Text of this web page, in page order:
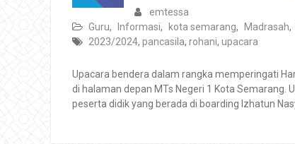
emtessa
Guru, Informasi, kota semarang, Madrasah,
2023/2024, pancasila, rohani, upacara
Upacara bendera dalam rangka memperingati
di halaman depan MTs Negeri 1 Kota Semarang.
peserta didik yang berada di boarding Izhatun